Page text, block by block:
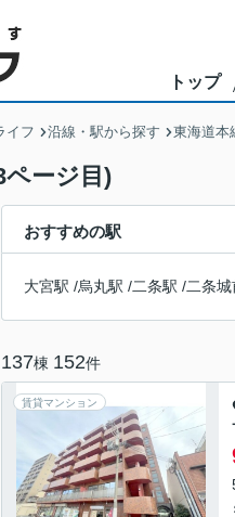
トップ
イフ 沿線・駅から探す 東海道本
ページ目)
おすすめの駅
大宮駅 /烏丸駅 /二条駅 /二条
137棟 152件
賃貸マンション